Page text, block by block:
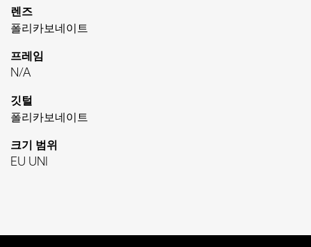
렌즈
폴리카보네이트
프레임
N/A
깃털
폴리카보네이트
크기 범위
EU UNI